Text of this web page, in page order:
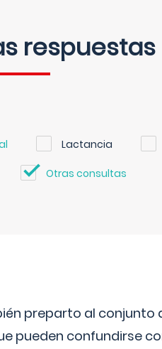
respuestas
Lactancia
Otras consultas
preparto al conjunto
pueden confundirse